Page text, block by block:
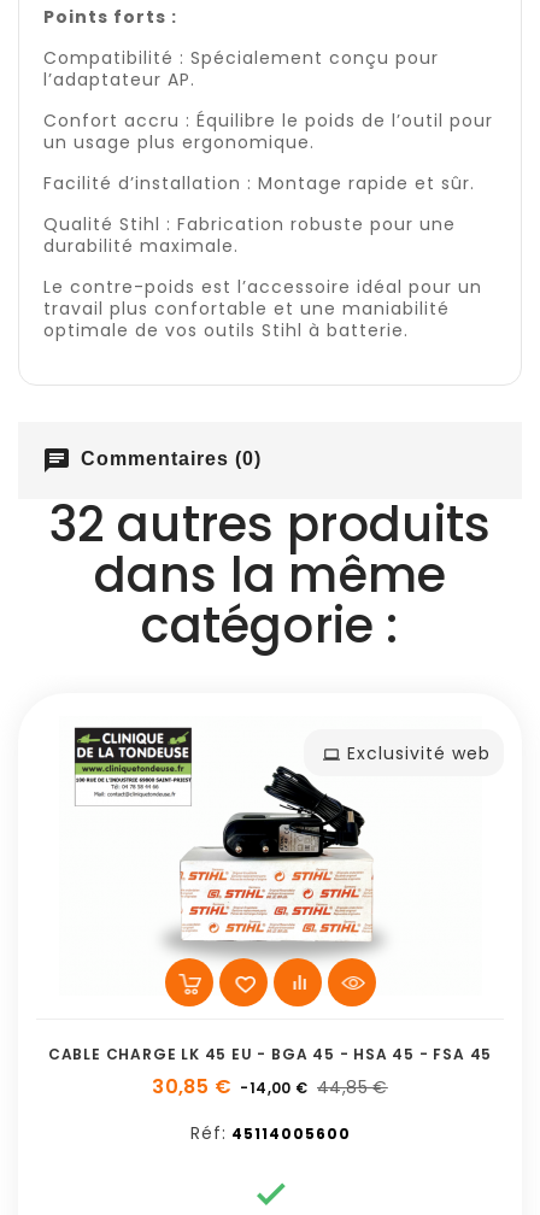
Points forts :
Compatibilité : Spécialement conçu pour
l’adaptateur AP.
Confort accru : Équilibre le poids de l’outil pour
un usage plus ergonomique.
Facilité d’installation : Montage rapide et sûr.
Qualité Stihl : Fabrication robuste pour une
durabilité maximale.
Le contre-poids est l’accessoire idéal pour un
travail plus confortable et une maniabilité
optimale de vos outils Stihl à batterie.
chat Commentaires (0)
32 autres produits
dans la même
catégorie :
Exclusivité web
CABLE CHARGE LK 45 EU - BGA 45 - HSA 45 - FSA 45
30,85 € -14,00 € 44,85 €
Réf: 45114005600
